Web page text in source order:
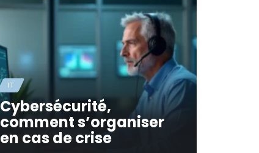
IT
Cybersécurité,
comment s’organiser
en cas de crise